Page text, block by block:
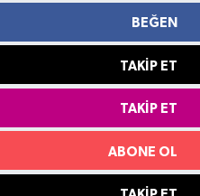
BEĞEN
TAKIP ET
TAKIP ET
ABONE OL